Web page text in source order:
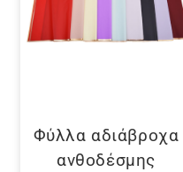
Φύλλα αδιάβροχα
ανθοδέσμης